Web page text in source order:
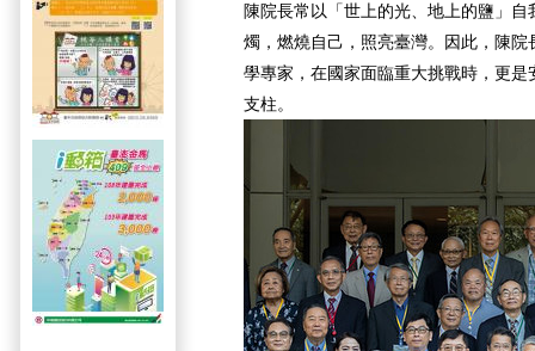
陳院長常以「世上的光、地上的鹽」
燭，燃燒自己，照亮臺灣。因此，陳
學專家，在國家面臨重大挑戰時，更
支柱。